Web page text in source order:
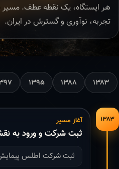
هر ایستگاه، یک نقطه عطف.
تجربه، نوآوری و گسترش در ایران.
۱۳۸۳ ۱۳۸۸ ۱۳۹۵
۱۳۸۳ آغاز مسیر
ثبت شرکت و ورود به
ثبت شرکت اطلس